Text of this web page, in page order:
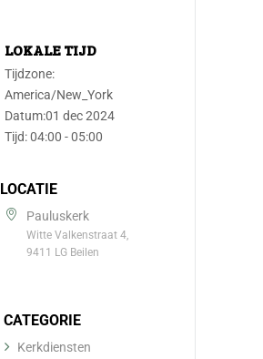
LOKALE TIJD
Tijdzone:
America/New_York
Datum:01 dec 2024
Tijd:04:00 - 05:00
LOCATIE
Pauluskerk
Witte Valkenstraat 4,
9411 LG Beilen
CATEGORIE
Kerkdiensten